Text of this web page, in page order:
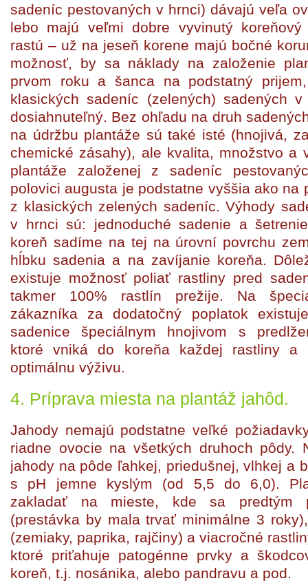
sadeníc pestovaných v hrnci) dávajú veľa
lebo majú veľmi dobre vyvinutý
rastú – už na jeseň korene majú bočné
možnosť, by sa náklady na založenie
prvom roku a šanca na podstatný
klasických sadeníc (zelených) sadených
dosiahnuteľný. Bez ohľadu na druh
na údržbu plantáže sú také isté (hnojivá,
chemické zásahy), ale kvalita, množstvo a
plantáže založenej z sadeníc
polovici augusta je podstatne vyššia ako na
z klasických zelených sadeníc. Výhody
v hrnci sú: jednoduché sadenie a
koreň sadíme na tej na úrovní povrchu
hĺbku sadenia a na zavíjanie koreňa.
existuje možnosť poliať rastliny pred
takmer 100% rastlín prežije. Na
zákazníka za dodatočný poplatok
sadenice špeciálnym hnojivom s
ktoré vniká do koreňa každej rastliny a
optimálnu výživu.
4. Príprava miesta na plantáž jahôd.
Jahody nemajú podstatne veľké
riadne ovocie na všetkých druhoch pôdy.
jahody na pôde ľahkej, priedušnej, vlhkej a
s pH jemne kyslým (od 5,5 do 6,0).
zakladať na mieste, kde sa predtým
(prestávka by mala trvať minimálne 3
(zemiaky, paprika, rajčiny) a viacročné
ktoré priťahuje patogénne prvky a
koreň, t.j. nosánika, alebo pandravu a pod.